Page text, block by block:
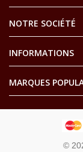
NOTRE SOCIÉTÉ
INFORMATIONS
MARQUES
©